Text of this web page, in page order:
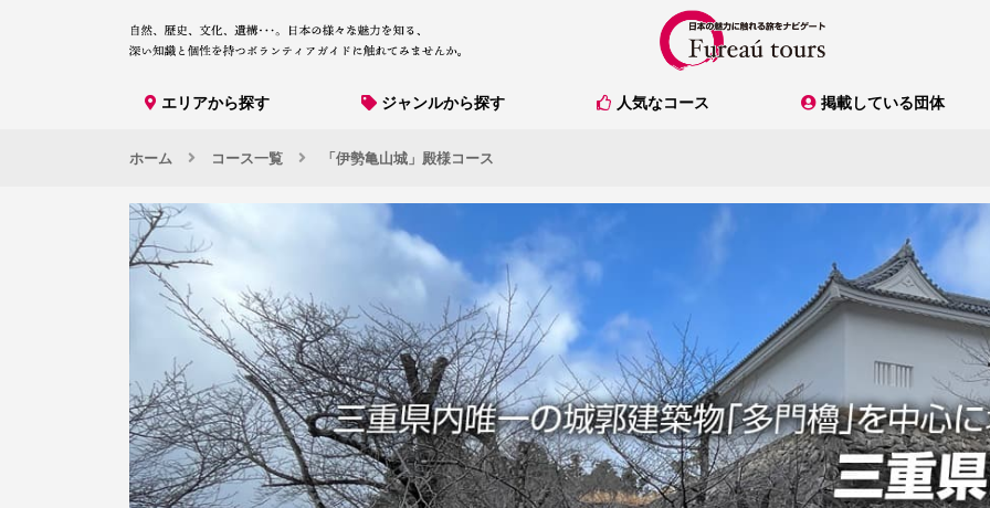
エリアから探す ジャンルから探す 人気なコース 掲載している団体
ホーム コース一覧 「伊勢亀山城」殿様コース